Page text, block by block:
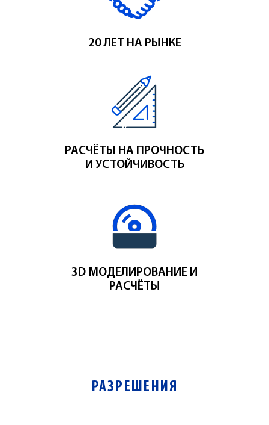
20 ЛЕТ НА РЫНКЕ
РАСЧЁТЫ НА ПРОЧНОСТЬ
И УСТОЙЧИВОСТЬ
3D МОДЕЛИРОВАНИЕ И
РАСЧЁТЫ
РАЗРЕШЕНИЯ